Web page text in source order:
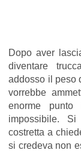
Dopo aver
diventare
addosso il peso
vorrebbe
enorme punto
impossibile.
costretta a
si credeva non